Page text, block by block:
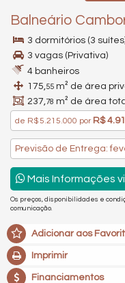
Balneário
3 dormitórios (3
3 vagas (Privativa)
4 banheiros
175,55 m² de área
237,78 m² de área
de R$ 5.215.000 porR$
Previsão de Entrega:
Mais Informações
Os preços, disponibilidades e
comunicação.
Adicionar aos
Imprimir
Financiamentos